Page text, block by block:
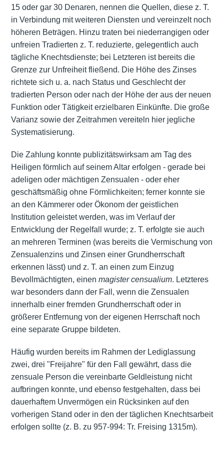
15 oder gar 30 Denaren, nennen die Quellen, diese z. T.
in Verbindung mit weiteren Diensten und vereinzelt noch
höheren Beträgen. Hinzu traten bei niederrangigen oder
unfreien Tradierten z. T. reduzierte, gelegentlich auch
tägliche Knechtsdienste; bei Letzteren ist bereits die
Grenze zur Unfreiheit fließend. Die Höhe des Zinses
richtete sich u. a. nach Status und Geschlecht der
tradierten Person oder nach der Höhe der aus der neuen
Funktion oder Tätigkeit erzielbaren Einkünfte. Die große
Varianz sowie der Zeitrahmen vereiteln hier jegliche
Systematisierung.
Die Zahlung konnte publizitätswirksam am Tag des
Heiligen förmlich auf seinem Altar erfolgen - gerade bei
adeligen oder mächtigen Zensualen - oder eher
geschäftsmäßig ohne Förmlichkeiten; ferner konnte sie
an den Kämmerer oder Ökonom der geistlichen
Institution geleistet werden, was im Verlauf der
Entwicklung der Regelfall wurde; z. T. erfolgte sie auch
an mehreren Terminen (was bereits die Vermischung von
Zensualenzins und Zinsen einer Grundherrschaft
erkennen lässt) und z. T. an einen zum Einzug
Bevollmächtigten, einen magister censualium. Letzteres
war besonders dann der Fall, wenn die Zensualen
innerhalb einer fremden Grundherrschaft oder in
größerer Entfernung von der eigenen Herrschaft noch
eine separate Gruppe bildeten.
Häufig wurden bereits im Rahmen der Lediglassung
zwei, drei "Freijahre" für den Fall gewährt, dass die
zensuale Person die vereinbarte Geldleistung nicht
aufbringen konnte, und ebenso festgehalten, dass bei
dauerhaftem Unvermögen ein Rücksinken auf den
vorherigen Stand oder in den der täglichen Knechtsarbeit
erfolgen sollte (z. B. zu 957-994: Tr. Freising 1315m).